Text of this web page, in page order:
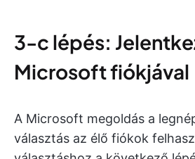
3-c lépés:
Microsoft fiókjával
A Microsoft megoldás a
választás az élő fiókok